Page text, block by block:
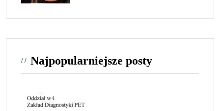
Najpopularniejsze posty